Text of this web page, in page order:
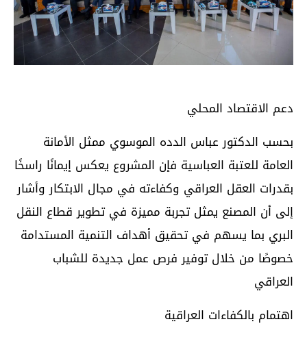
دعم الاقتصاد المحلي
بحسب الدكتور عباس الدده الموسوي ممثل الأمانة
العامة للعتبة العباسية فإن المشروع يعكس إيمانًا راسخًا
بقدرات العقل العراقي وكفاءته في مجال الابتكار وأشار
إلى أن المصنع يمثل تجربة مميزة في تطوير قطاع النقل
البري بما يسهم في تحقيق أهداف التنمية المستدامة
خصوصًا من خلال توفير فرص عمل جديدة للشباب
العراقي
اهتمام بالكفاءات العراقية